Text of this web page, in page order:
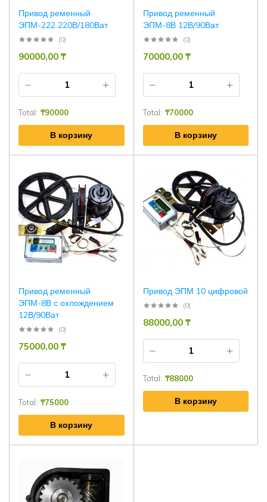
Привод ременный
ЭПМ-222 220В/180Ват
(0)
90000,00 ₸
Total: ₸90000
В корзину
Привод ременный
ЭПМ-8В 12В/90Ват
(0)
70000,00 ₸
Total: ₸70000
В корзину
Привод ременный
ЭПМ-8В с охлождением
12В/90Ват
(0)
75000,00 ₸
Total: ₸75000
В корзину
Привод ЭПМ 10 цифровой
(0)
88000,00 ₸
Total: ₸88000
В корзину